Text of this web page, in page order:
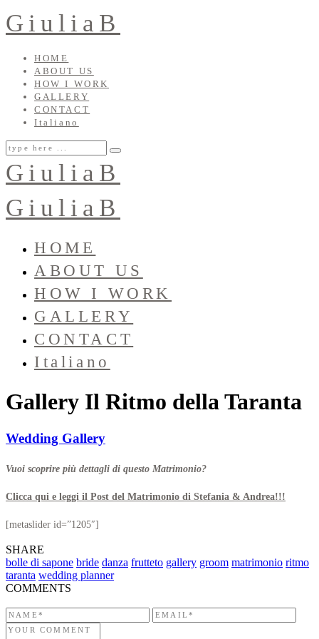
GiuliaB
HOME
ABOUT US
HOW I WORK
GALLERY
CONTACT
Italiano
GiuliaB
GiuliaB
HOME
ABOUT US
HOW I WORK
GALLERY
CONTACT
Italiano
Gallery Il Ritmo della Taranta
Wedding Gallery
Vuoi scoprire più dettagli di questo Matrimonio?
Clicca qui e leggi il Post del Matrimonio di Stefania & Andrea!!!
[metaslider id=”1205″]
SHARE
bolle di sapone bride danza frutteto gallery groom matrimonio ritmo
taranta wedding planner
COMMENTS